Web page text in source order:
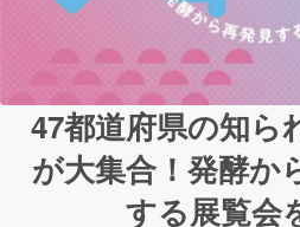
47都道府県の知ら
が大集合！発酵か
する展覧会